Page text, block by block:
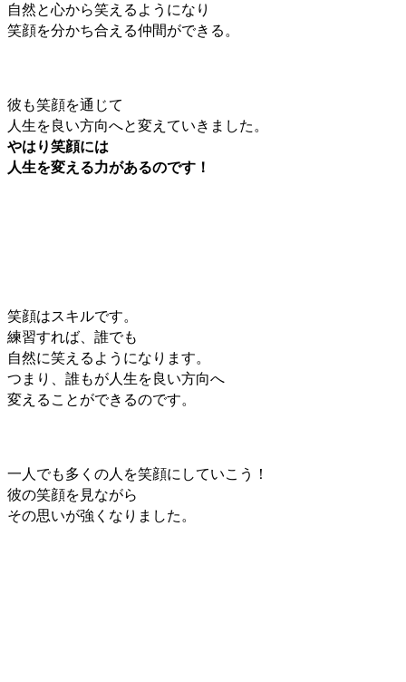
自然と心から笑えるようになり
笑顔を分かち合える仲間ができる。
彼も笑顔を通じて
人生を良い方向へと変えていきました。
やはり笑顔には
人生を変える力があるのです！
笑顔はスキルです。
練習すれば、誰でも
自然に笑えるようになります。
つまり、誰もが人生を良い方向へ
変えることができるのです。
一人でも多くの人を笑顔にしていこう！
彼の笑顔を見ながら
その思いが強くなりました。